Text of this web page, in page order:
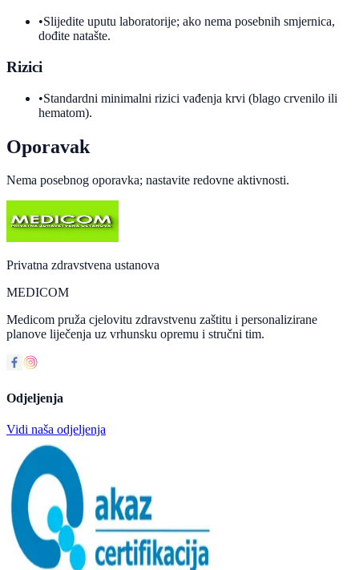
•Slijedite uputu laboratorije; ako nema posebnih smjernica,
dođite natašte.
Rizici
•Standardni minimalni rizici vađenja krvi (blago crvenilo ili
hematom).
Oporavak
Nema posebnog oporavka; nastavite redovne aktivnosti.
Privatna zdravstvena ustanova
MEDICOM
Medicom pruža cjelovitu zdravstvenu zaštitu i personalizirane
planove liječenja uz vrhunsku opremu i stručni tim.
Odjeljenja
Vidi naša odjeljenja